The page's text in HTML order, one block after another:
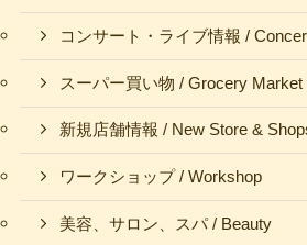
コンサート・ライブ情報 /
スーパー買い物 / Grocery Market
新規店舗情報 / New Store &
ワークショップ / Workshop
美容、サロン、スパ / Beauty